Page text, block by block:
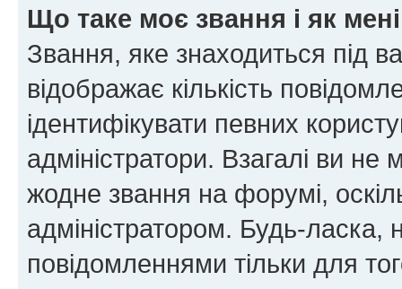
Що таке моє звання і як
Звання, яке знаходиться під
відображає кількість
ідентифікувати певних
адміністратори. Взагалі ви
жодне звання на форумі,
адміністратором. Будь-
повідомленнями тільки для